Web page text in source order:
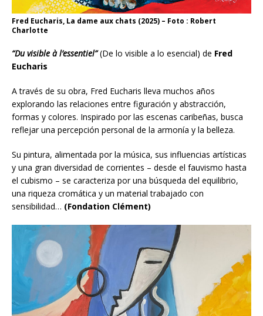
Fred Eucharis, La dame aux chats (2025) – Foto : Robert
Charlotte
“Du visible à l’essentiel”(De lo visible a lo esencial) de Fred
Eucharis
A través de su obra, Fred Eucharis lleva muchos años
explorando las relaciones entre figuración y abstracción,
formas y colores. Inspirado por las escenas caribeñas, busca
reflejar una percepción personal de la armonía y la belleza.
Su pintura, alimentada por la música, sus influencias artísticas
y una gran diversidad de corrientes – desde el fauvismo hasta
el cubismo – se caracteriza por una búsqueda del equilibrio,
una riqueza cromática y un material trabajado con
sensibilidad… (Fondation Clément)